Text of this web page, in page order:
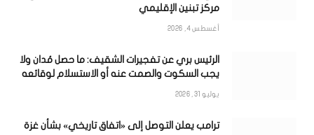
مركز تبنين الإقليمي
أغسطس 4, 2026
الرئيس بري عن تفجيرات الشقيف: ما حصل مُدان ولا
يجب السكوت والصمت عنه أو الاستسلام لوقائعه
يوليو 31, 2026
ترامب يعلن التوصل إلى «اتفاق تاريخي» بشأن غزة